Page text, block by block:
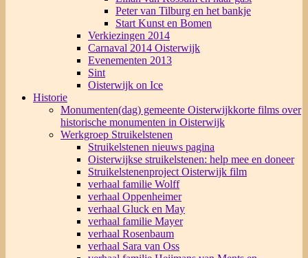
Peter van Tilburg en het bankje
Start Kunst en Bomen
Verkiezingen 2014
Carnaval 2014 Oisterwijk
Evenementen 2013
Sint
Oisterwijk on Ice
Historie
Monumenten(dag) gemeente Oisterwijkkorte films over
historische monumenten in Oisterwijk
Werkgroep Struikelstenen
Struikelstenen nieuws pagina
Oisterwijkse struikelstenen: help mee en doneer
Struikelstenenproject Oisterwijk film
verhaal familie Wolff
verhaal Oppenheimer
verhaal Gluck en May
verhaal familie Mayer
verhaal Rosenbaum
verhaal Sara van Oss